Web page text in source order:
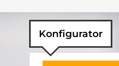
Konfigurator